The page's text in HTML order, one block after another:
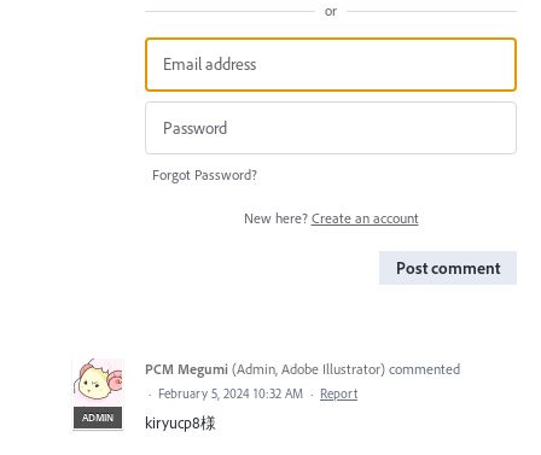
or
Forgot Password?
New here? Create an account
Post comment
ADMIN
PCM Megumi (Admin, Adobe Illustrator) commented
· February 5, 2024 10:32 AM · Report
kiryucp8様